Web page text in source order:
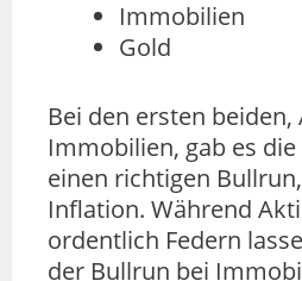
Immobilien
Gold
Bei den ersten
Immobilien, gab es die
einen richtigen
Inflation. Während
ordentlich Federn
der Bullrun bei